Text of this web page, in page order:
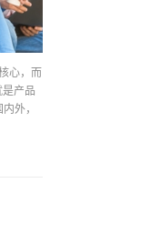
心，而
产品
外，